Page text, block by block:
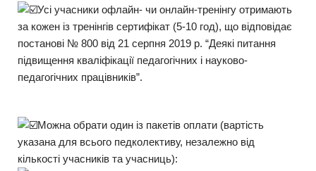
Усі учасники офлайн- чи онлайн-тренінгу отримають
за кожен із тренінгів сертифікат (5-10 год), що відповідає
постанові № 800 від 21 серпня 2019 р. “Деякі питання
підвищення кваліфікації педагогічних і науково-
педагогічних працівників”.
Можна обрати один із пакетів оплати (вартість
указана для всього педколективу, незалежно від
кількості учасників та учасниць):